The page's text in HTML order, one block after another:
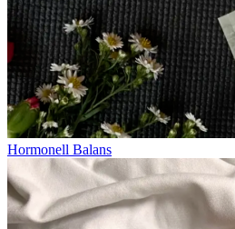
Hormonell Balans